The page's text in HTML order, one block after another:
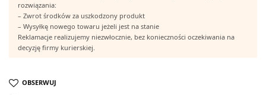
rozwiązania:
– Zwrot środków za uszkodzony produkt
– Wysyłkę nowego towaru jeżeli jest na stanie
Reklamacje realizujemy niezwłocznie, bez konieczności oczekiwania na
decyzję firmy kurierskiej.
OBSERWUJ